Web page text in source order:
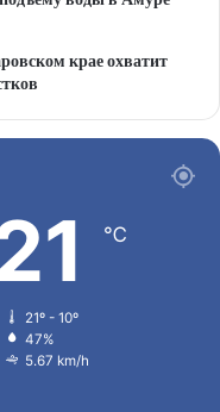
крае охватит
℃
21º - 10º
47%
5.67 km/h